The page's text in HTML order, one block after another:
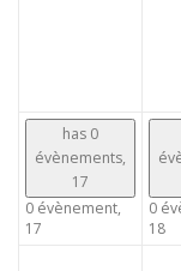
has 0
évènements,
17
0 évènement,
17
0
18